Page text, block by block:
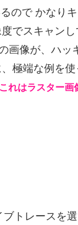
ので かなり
でスキャン
像が、ハッ
極端な例を
はラスター画
トレースを